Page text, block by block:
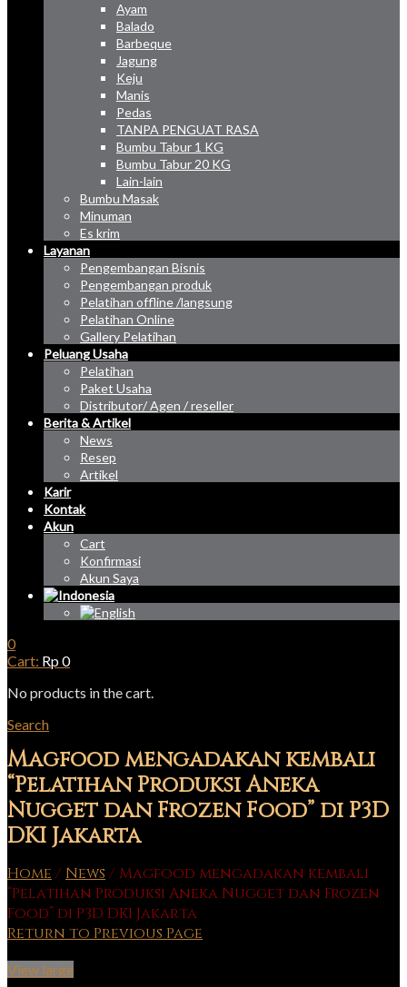
Ayam
Balado
Barbeque
Jagung
Keju
Manis
Pedas
TANPA PENGUAT RASA
Bumbu Tabur 1 KG
Bumbu Tabur 20 KG
Lain-lain
Bumbu Masak
Minuman
Es krim
Layanan
Pengembangan Bisnis
Pengembangan produk
Pelatihan offline /langsung
Pelatihan Online
Gallery Pelatihan
Peluang Usaha
Pelatihan
Paket Usaha
Distributor/ Agen / reseller
Berita & Artikel
News
Resep
Artikel
Karir
Kontak
Akun
Cart
Konfirmasi
Akun Saya
0
Cart: Rp0
No products in the cart.
Search
Magfood mengadakan kembali
“Pelatihan Produksi Aneka
Nugget dan Frozen Food” di P3D
DKI Jakarta
Home / News / Magfood mengadakan kembali
“Pelatihan Produksi Aneka Nugget dan Frozen
Food” di P3D DKI Jakarta
Return to Previous Page
View large